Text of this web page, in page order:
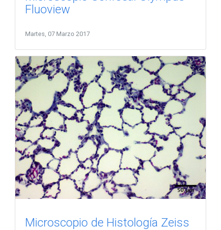
Fluoview
Martes, 07 Marzo 2017
Microscopio de Histología Zeiss